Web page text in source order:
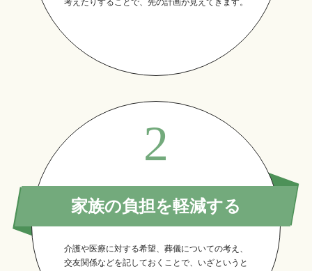
考えたりすることで、先の計画が見えてきます。
2
家族の負担を軽減する
介護や医療に対する希望、葬儀についての考え、
交友関係などを記しておくことで、いざというと